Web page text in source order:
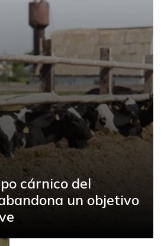
cárnico del
un objetivo